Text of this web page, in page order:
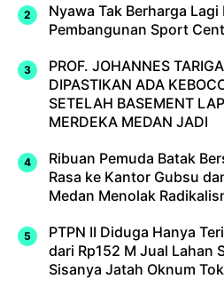
Nyawa Tak Berharga
Pembangunan Sport
PROF. JOHANNES
DIPASTIKAN ADA
SETELAH BASEMENT
MERDEKA MEDAN JADI
Ribuan Pemuda Batak
Rasa ke Kantor Gubsu
Medan Menolak
PTPN II Diduga Hanya
dari Rp152 M Jual Lahan
Sisanya Jatah Oknum